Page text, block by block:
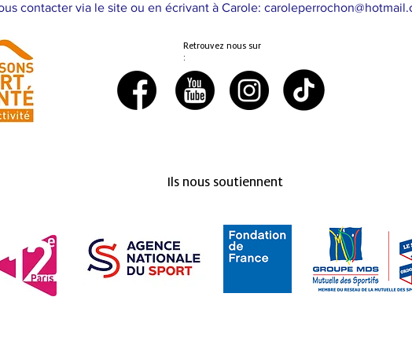
contacter via le site ou en écrivant à Carole:
Retrouvez nous sur
:
Ils nous soutiennent